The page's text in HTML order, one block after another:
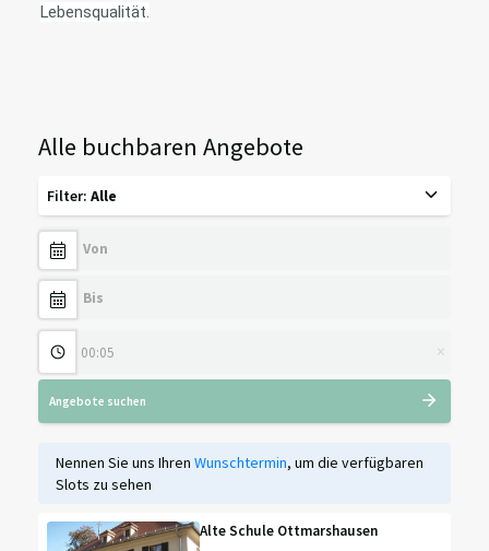
Lebensqualität.
Alle buchbaren Angebote
Filter: Alle
×
Angebote suchen
Nennen Sie uns Ihren Wunschtermin, um die verfügbaren
Slots zu sehen
Alte Schule Ottmarshausen